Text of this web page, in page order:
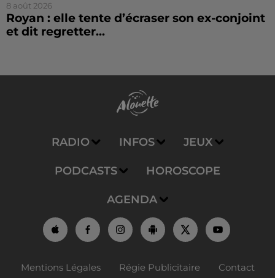
8 août 2026
Royan : elle tente d’écraser son ex-conjoint
et dit regretter...
RADIO INFOS JEUX
PODCASTS HOROSCOPE
AGENDA
Mentions Légales Régie Publicitaire Contact